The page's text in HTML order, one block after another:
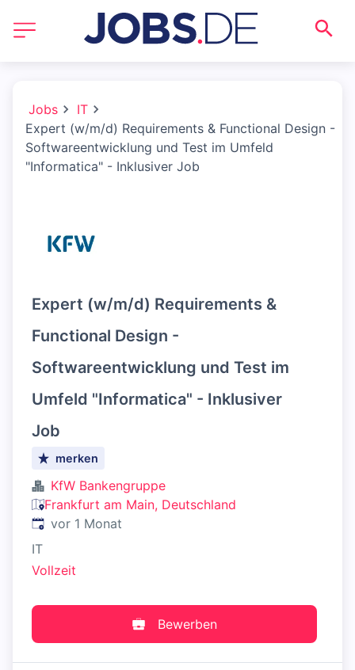
Jobs
IT
Expert (w/m/d) Requirements & Functional Design -
Softwareentwicklung und Test im Umfeld
"Informatica" - Inklusiver Job
Expert (w/m/d) Requirements &
Functional Design -
Softwareentwicklung und Test im
Umfeld "Informatica" - Inklusiver
Job
merken
KfW Bankengruppe
Frankfurt am Main, Deutschland
Veröffentlicht:
vor 1 Monat
IT
Vollzeit
Bewerben